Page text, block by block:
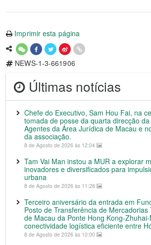
Imprimir esta página
NEWS-1-3-661906
Últimas notícias
Chefe do Executivo, Sam Hou Fai, na
tomada de posse da quarta direcção
Agentes da Área Jurídica de Macau e
da associação.
8 de Agosto de 2026 às 12:04
Tam Vai Man instou a MUR a explorar
inovadores e diversificados para
urbana
8 de Agosto de 2026 às 11:28
Terceiro aniversário da entrada em
Posto de Transferência de Mercadorias
de Macau da Ponte Hong Kong-
conectividade logística eficiente entre
8 de Agosto de 2026 às 10:00